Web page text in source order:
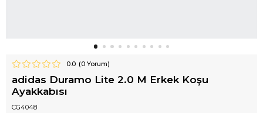
0.0 (0Yorum)
adidas Duramo Lite 2.0 M Erkek Koşu
Ayakkabısı
CG4048